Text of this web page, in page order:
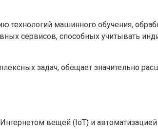
машинного обучения,
сервисов, способных учитывать
задач, обещает значительно
вещей (IoT) и